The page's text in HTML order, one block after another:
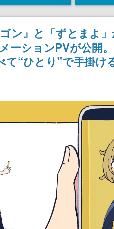
。8月7日21時より2
限定で予約販売
が配信中
ASMRや
ムも搭載
ン』と「ずとまよ
ーションPVが公開
“ひとり”で手掛け